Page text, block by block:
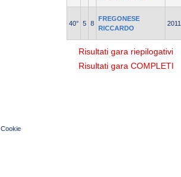
40° 5 8
FREGONESE
RICCARDO
2011
Risultati gara riepilogativi
Risultati gara COMPLETI
Cookie